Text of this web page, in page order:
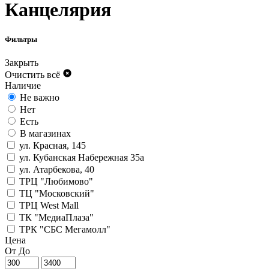
Канцелярия
Фильтры
Закрыть
Очистить всё
Наличие
Не важно
Нет
Есть
В магазинах
ул. Красная, 145
ул. Кубанская Набережная 35а
ул. Атарбекова, 40
ТРЦ "Любимово"
ТЦ "Московский"
ТРЦ West Mall
ТК "МедиаПлаза"
ТРК "СБС Мегамолл"
Цена
От До